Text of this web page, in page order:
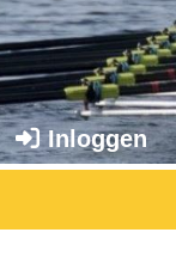
Inloggen